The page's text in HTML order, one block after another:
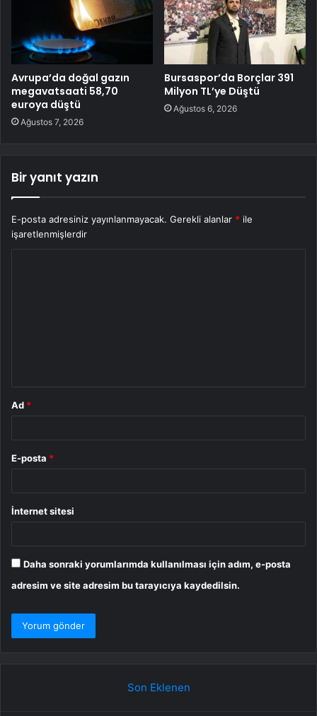
Avrupa’da doğal gazın
megavatsaati 58,70
euroya düştü
Ağustos 7, 2026
Bursaspor’da Borçlar 391
Milyon TL’ye Düştü
Ağustos 6, 2026
Bir yanıt yazın
E-posta adresiniz yayınlanmayacak. Gerekli alanlar * ile
işaretlenmişlerdir
Ad *
E-posta *
İnternet sitesi
Daha sonraki yorumlarımda kullanılması için adım, e-posta
adresim ve site adresim bu tarayıcıya kaydedilsin.
Son Eklenen